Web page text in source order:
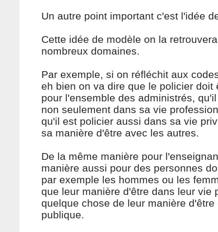
Un autre point important c'est l'idée
Cette idée de modèle on la
nombreux domaines.
Par exemple, si on réfléchit aux
eh bien on va dire que le policier doit
pour l'ensemble des administrés,
non seulement dans sa vie
qu'il est policier aussi dans sa vie
sa manière d'être avec les autres.
De la même manière pour
manière aussi pour des personnes
par exemple les hommes ou les
que leur manière d'être dans leur vie
quelque chose de leur manière
publique.